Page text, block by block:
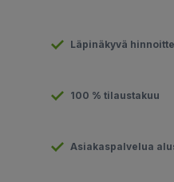
Läpinäkyvä
100 % tilaustakuu
Asiakaspalvelua